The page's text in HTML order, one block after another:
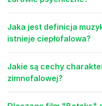
Jaka jest definicja
istnieje ciepłofalowa?
Jakie są cechy
zimnofalowej?